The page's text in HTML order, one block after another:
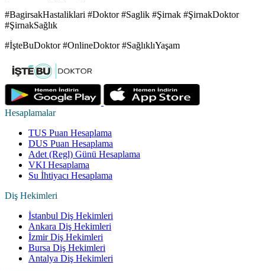
#BagirsakHastaliklari #Doktor #Saglik #Şirnak #ŞirnakDoktor
#ŞirnakSağlık
#İşteBuDoktor #OnlineDoktor #SağlıklıYaşam
Hesaplamalar
TUS Puan Hesaplama
DUS Puan Hesaplama
Adet (Regl) Günü Hesaplama
VKI Hesaplama
Su İhtiyacı Hesaplama
Diş Hekimleri
İstanbul Diş Hekimleri
Ankara Diş Hekimleri
İzmir Diş Hekimleri
Bursa Diş Hekimleri
Antalya Diş Hekimleri